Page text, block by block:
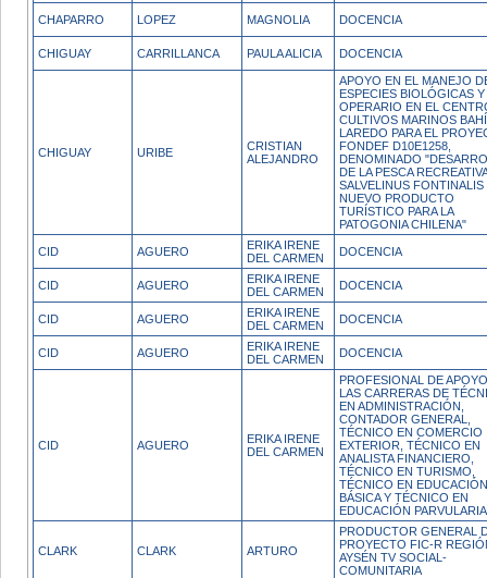
CHAPARRO LOPEZ MAGNOLIA DOCENCIA
CHIGUAY CARRILLANCA PAULA ALICIA DOCENCIA
CHIGUAY URIBE
CRISTIAN
ALEJANDRO
APOYO EN EL MANEJO
ESPECIES BIOLÓGICAS Y
OPERARIO EN EL
CULTIVOS MARINOS
LAREDO PARA EL
FONDEF D10E1258,
DENOMINADO
DE LA PESCA
SALVELINUS FONTINALIS
NUEVO PRODUCTO
TURÍSTICO PARA LA
PATOGONIA CHILENA"
CID AGUERO
ERIKA IRENE
DEL CARMEN
DOCENCIA
CID AGUERO
ERIKA IRENE
DEL CARMEN
DOCENCIA
CID AGUERO
ERIKA IRENE
DEL CARMEN
DOCENCIA
CID AGUERO
ERIKA IRENE
DEL CARMEN
DOCENCIA
CID AGUERO
ERIKA IRENE
DEL CARMEN
PROFESIONAL DE
LAS CARRERAS DE
EN ADMINISTRACIÓN,
CONTADOR GENERAL,
TÉCNICO EN COMERCIO
EXTERIOR, TÉCNICO EN
ANALISTA FINANCIERO,
TÉCNICO EN TURISMO,
TÉCNICO EN EDUCACIÓN
BÁSICA Y TÉCNICO EN
EDUCACIÓN
CLARK CLARK ARTURO
PRODUCTOR GENERAL
PROYECTO FIC-R
AYSÉN TV SOCIAL-
COMUNITARIA